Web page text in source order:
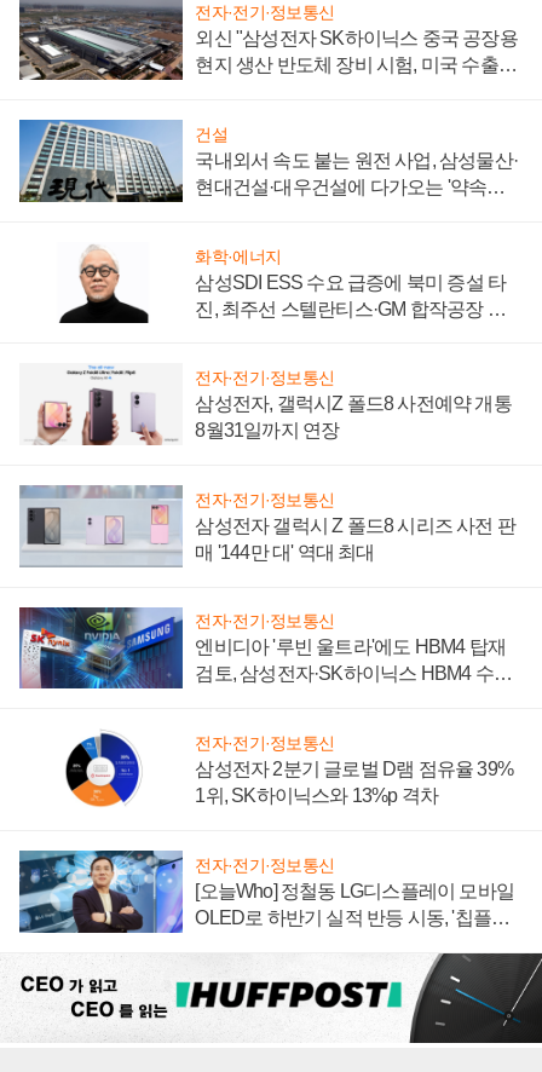
전자·전기·정보통신
외신 "삼성전자 SK하이닉스 중국 공장용
현지 생산 반도체 장비 시험, 미국 수출통
건설
국내외서 속도 붙는 원전 사업, 삼성물산·
현대건설·대우건설에 다가오는 '약속의
화학·에너지
삼성SDI ESS 수요 급증에 북미 증설 타
진, 최주선 스텔란티스·GM 합작공장 건
전자·전기·정보통신
삼성전자, 갤럭시Z 폴드8 사전예약 개통
8월31일까지 연장
전자·전기·정보통신
삼성전자 갤럭시 Z 폴드8 시리즈 사전 판
매 '144만 대' 역대 최대
전자·전기·정보통신
엔비디아 '루빈 울트라'에도 HBM4 탑재
검토, 삼성전자·SK하이닉스 HBM4 수율
전자·전기·정보통신
삼성전자 2분기 글로벌 D램 점유율 39%
1위, SK하이닉스와 13%p 격차
전자·전기·정보통신
[오늘Who] 정철동 LG디스플레이 모바일
OLED로 하반기 실적 반등 시동, '칩플레